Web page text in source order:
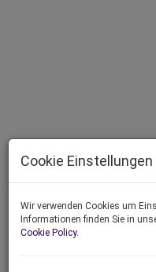
Cookie Einstellungen
Wir verwenden Cookies um
Informationen finden Sie in
Cookie Policy.